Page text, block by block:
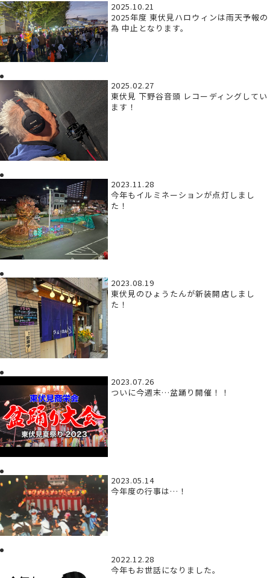
2025.10.21
2025年度 東伏見ハロウィンは雨天予報の
為 中止となります。
2025.02.27
東伏見 下野谷音頭 レコーディングしてい
ます！
2023.11.28
今年もイルミネーションが点灯しまし
た！
2023.08.19
東伏見のひょうたんが新装開店しまし
た！
2023.07.26
ついに今週末…盆踊り開催！！
2023.05.14
今年度の行事は…！
2022.12.28
今年もお世話になりました。